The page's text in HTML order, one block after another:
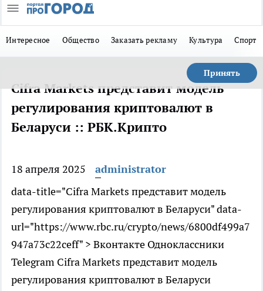
Интересное Общество Заказать рекламу Культура Спорт
Принять
Cifra Markets представит модель
регулирования криптовалют в
Беларуси :: РБК.Крипто
18 апреля 2025
administrator
data-title="Cifra Markets представит модель
регулирования криптовалют в Беларуси" data-
url="https://www.rbc.ru/crypto/news/6800df499a7
947a73c22ceff" > Вконтакте Одноклассники
Telegram Cifra Markets представит модель
регулирования криптовалют в Беларуси